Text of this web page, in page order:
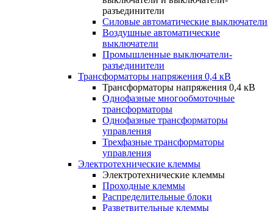
разъединители
Силовые автоматические выключатели
Воздушные автоматические
выключатели
Промышленные выключатели-
разъединители
Трансформаторы напряжения 0,4 кВ
Трансформаторы напряжения 0,4 кВ
Однофазные многообмоточные
трансформаторы
Однофазные трансформаторы
управления
Трехфазные трансформаторы
управления
Электротехнические клеммы
Электротехнические клеммы
Проходные клеммы
Распределительные блоки
Разветвительные клеммы